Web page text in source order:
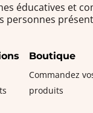
éducatives et
personnes
Boutique
Commandez
produits